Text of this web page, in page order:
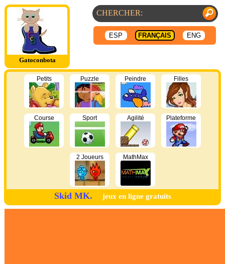
Gatoconbota
ESP FRANÇAIS ENG
Petits Puzzle Peindre Filles
Course Sport Agilité Plateforme
2 Joueurs MathMax
Skid MK. jeux en ligne gratuits